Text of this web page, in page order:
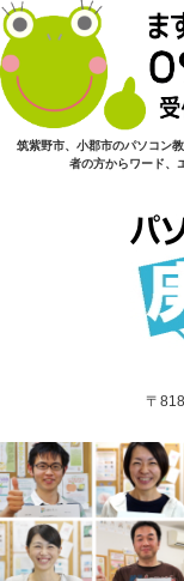
筑紫野市、小郡市のパソコン
者の方からワード、
〒